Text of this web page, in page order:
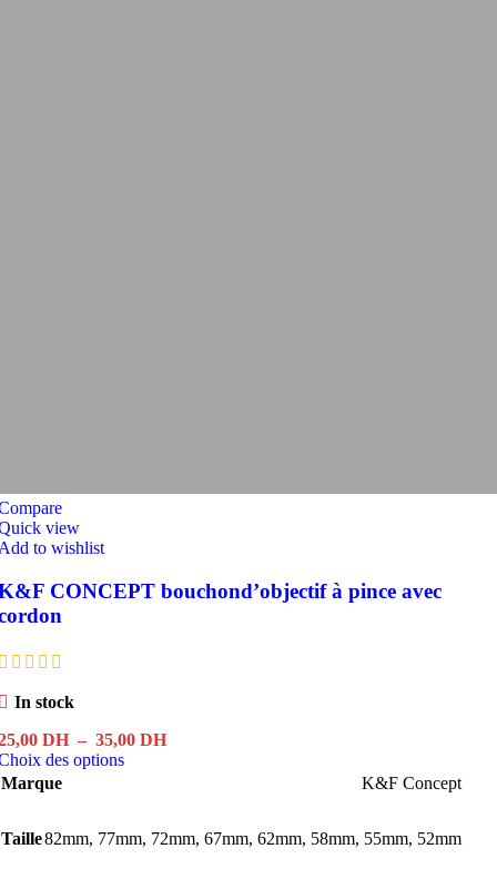
view
to wishlist
CONCEPT bouchond’objectif à pince avec
In stock
DH – 35,00 DHPlage
35,00 DH
des optionsCe
variations.
Marque K&F Concept
Taille82mm, 77mm, 72mm, 67mm, 62mm, 58mm, 55mm, 52mm